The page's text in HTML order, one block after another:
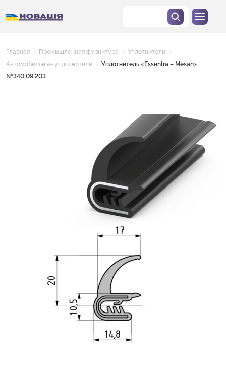
Главная Промышленная фурнитура
Уплотнители
Автомобильные уплотнители
Уплотнитель «Essentra – Mesan»
№340.09.203